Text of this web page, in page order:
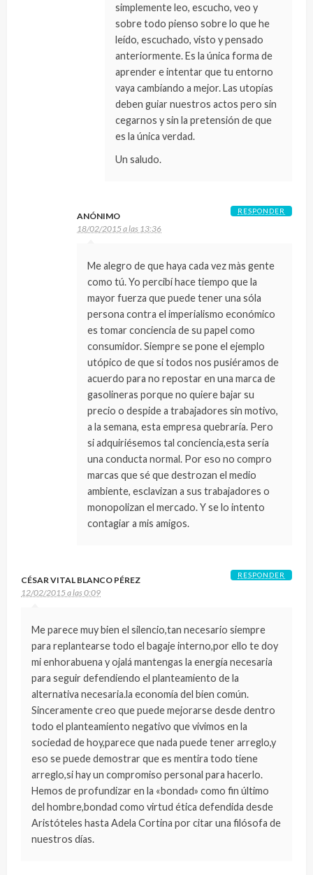
simplemente leo, escucho, veo y
sobre todo pienso sobre lo que he
leído, escuchado, visto y pensado
anteriormente. Es la única forma de
aprender e intentar que tu entorno
vaya cambiando a mejor. Las utopías
deben guiar nuestros actos pero sin
cegarnos y sin la pretensión de que
es la única verdad.
Un saludo.
ANÓNIMO
18/02/2015 a las 13:36
Me alegro de que haya cada vez màs gente
como tú. Yo percibí hace tiempo que la
mayor fuerza que puede tener una sóla
persona contra el imperialismo económico
es tomar conciencia de su papel como
consumidor. Siempre se pone el ejemplo
utópico de que si todos nos pusiéramos de
acuerdo para no repostar en una marca de
gasolineras porque no quiere bajar su
precio o despide a trabajadores sin motivo,
a la semana, esta empresa quebraría. Pero
si adquiriésemos tal conciencia,esta sería
una conducta normal. Por eso no compro
marcas que sé que destrozan el medio
ambiente, esclavizan a sus trabajadores o
monopolizan el mercado. Y se lo intento
contagiar a mis amigos.
RESPONDER
CÉSAR VITAL BLANCO PÉREZ
12/02/2015 a las 0:09
Me parece muy bien el silencio,tan necesario siempre
para replantearse todo el bagaje interno,por ello te doy
mi enhorabuena y ojalá mantengas la energía necesaria
para seguir defendiendo el planteamiento de la
alternativa necesaria.la economía del bien común.
Sinceramente creo que puede mejorarse desde dentro
todo el planteamiento negativo que vivimos en la
sociedad de hoy,parece que nada puede tener arreglo,y
eso se puede demostrar que es mentira todo tiene
arreglo,si hay un compromiso personal para hacerlo.
Hemos de profundizar en la «bondad» como fin último
del hombre,bondad como virtud ética defendida desde
Aristóteles hasta Adela Cortina por citar una filósofa de
nuestros días.
RESPONDER